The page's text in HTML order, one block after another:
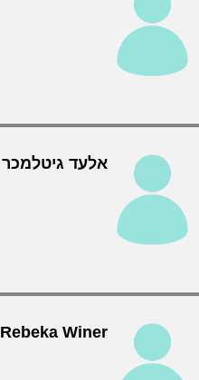
אלעד גיטלמכר
Rebeka Winer